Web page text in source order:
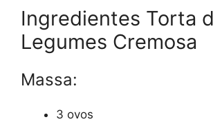
Ingredientes Torta
Legumes Cremosa
Massa:
3 ovos